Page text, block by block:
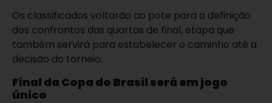
Os classificados voltarão ao pote para a definição
dos confrontos das quartas de final, etapa que
também servirá para estabelecer o caminho até a
decisão do torneio.
Final da Copa do Brasil será em jogo
único